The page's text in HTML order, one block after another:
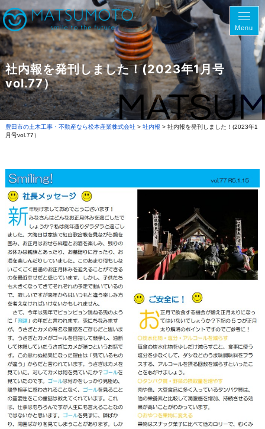
Menu
社内報を発刊しました！(2023年1月号
vol.77）
豊田市の土木工事・不動産なら松本産業株式会社> 社内報 > 社内報を発刊しました！(2023年1
月号vol.77）